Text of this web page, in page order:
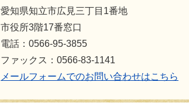
愛知県知立市広見三丁目1番地
市役所3階17番窓口
電話：0566-95-3855
ファックス：0566-83-1141
メールフォームでのお問い合わせはこちら